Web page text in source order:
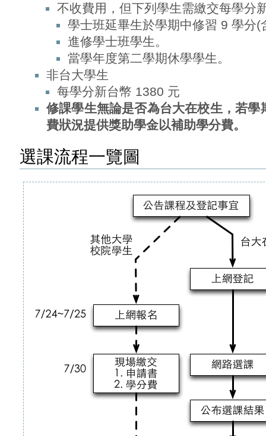
不收費用，但下列學生需繳交每學分
學士班延畢生於學期中修習 9 學分(
進修學士班學生。
當學年度第二學期休學學生。
非台大學生
每學分新台幣 1380 元
修課學生無論是否為台大在校生，若
費狀況提供獎助學金以補助學分費。
選課流程一覽圖